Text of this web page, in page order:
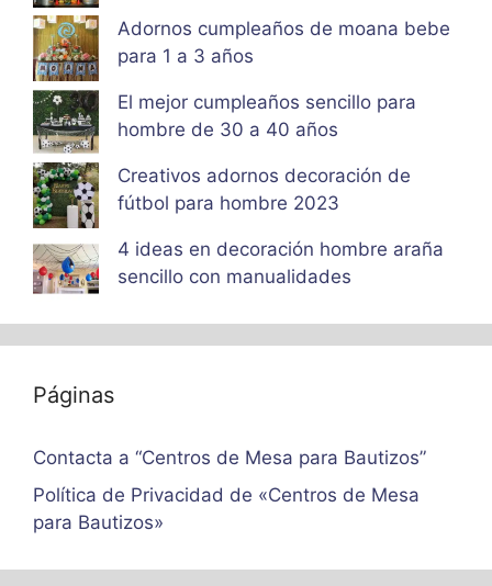
Adornos cumpleaños de moana bebe
para 1 a 3 años
El mejor cumpleaños sencillo para
hombre de 30 a 40 años
Creativos adornos decoración de
fútbol para hombre 2023
4 ideas en decoración hombre araña
sencillo con manualidades
Páginas
Contacta a “Centros de Mesa para Bautizos”
Política de Privacidad de «Centros de Mesa
para Bautizos»